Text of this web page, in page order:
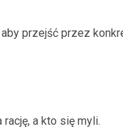
przejść przez
a kto się myli.